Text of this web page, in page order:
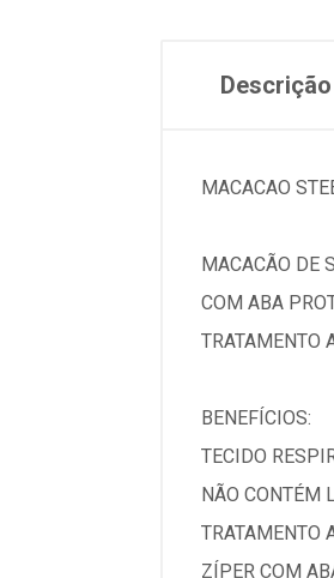
Descrição
MACACAO
MACACÃO DE
COM ABA
TRATAMENTO
BENEFÍCIOS:
TECIDO
NÃO CONTÉM
TRATAMENTO
ZÍPER COM